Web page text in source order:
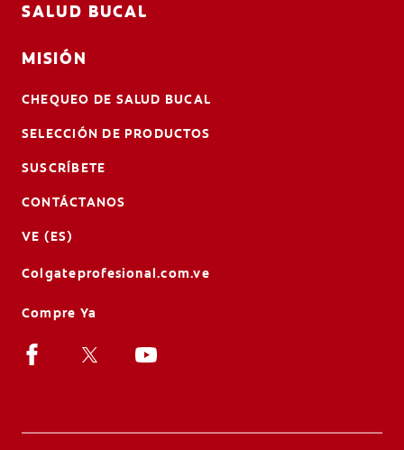
SALUD BUCAL
MISIÓN
CHEQUEO DE SALUD BUCAL
SELECCIÓN DE PRODUCTOS
SUSCRÍBETE
CONTÁCTANOS
VE (ES)
Colgateprofesional.com.ve
Compre Ya